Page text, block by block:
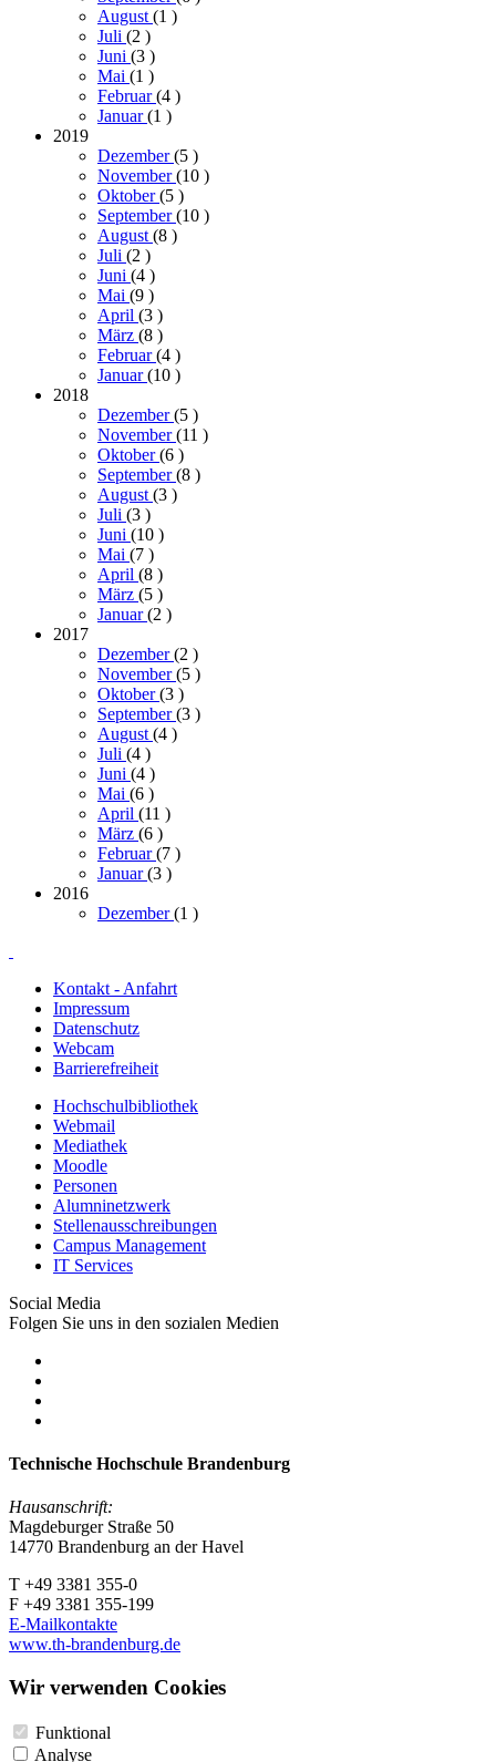
August (1 )
Juli (2 )
Juni (3 )
Mai (1 )
Februar(4 )
Januar(1 )
2019
Dezember(5 )
November(10 )
Oktober(5 )
September(10 )
August (8 )
Juli (2 )
Juni (4 )
Mai (9 )
April (3 )
März (8 )
Februar(4 )
Januar(10 )
2018
Dezember(5 )
November(11 )
Oktober(6 )
September(8 )
August (3 )
Juli (3 )
Juni (10 )
Mai (7 )
April (8 )
März (5 )
Januar(2 )
2017
Dezember(2 )
November(5 )
Oktober(3 )
September(3 )
August (4 )
Juli (4 )
Juni (4 )
Mai (6 )
April (11 )
März (6 )
Februar(7 )
Januar(3 )
2016
Dezember(1 )
Kontakt - Anfahrt
Impressum
Datenschutz
Webcam
Barrierefreiheit
Hochschulbibliothek
Webmail
Mediathek
Moodle
Personen
Alumninetzwerk
Stellenausschreibungen
Campus Management
IT Services
Social Media
Folgen Sie uns in den sozialen Medien
Technische Hochschule Brandenburg
Hausanschrift:
Magdeburger Straße 50
14770 Brandenburg an der Havel
T +49 3381 355-0
F +49 3381 355-199
E-Mailkontakte
www.th-brandenburg.de
Wir verwenden Cookies
Funktional
Analyse